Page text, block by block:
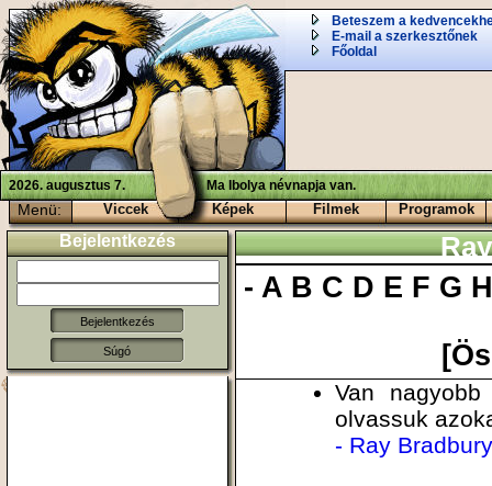
Beteszem a
E-mail a szerkesztőnek
Főoldal
2026. augusztus 7. Ma Ibolya névnapja van.
Menü: Viccek Képek Filmek Programok
Bejelentkezés
Súgó
-A B C D E F G
Van
olvassuk
- Ray Bradbury